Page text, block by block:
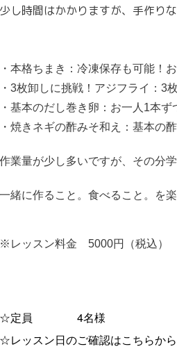
少し時間はかかりますが、手作り
・本格ちまき：冷凍保存も可能！
・3枚卸しに挑戦！アジフライ：3
・基本のだし巻き卵：お一人1本
・焼きネギの酢みそ和え：基本の
作業量が少し多いですが、その分
一緒に作ること。食べること。を
※レッスン料金 5000円（税込）
☆定員 4名様
☆レッスン日のご確認はこちらから